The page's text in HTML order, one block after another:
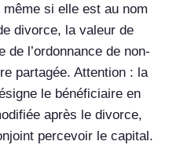
si elle est au nom
divorce, la valeur de
de l’ordonnance de non-
partagée. Attention : la
le bénéficiaire en
après le divorce,
percevoir le capital.